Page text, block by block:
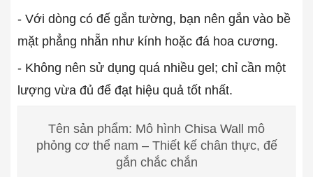
- Với dòng có đế gắn tường, bạn nên gắn vào bề
mặt phẳng nhẵn như kính hoặc đá hoa cương.
- Không nên sử dụng quá nhiều gel; chỉ cần một
lượng vừa đủ để đạt hiệu quả tốt nhất.
Tên sản phẩm: Mô hình Chisa Wall mô
phỏng cơ thể nam – Thiết kế chân thực, đế
gắn chắc chắn